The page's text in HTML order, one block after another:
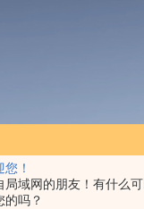
您！
局域网的朋友！有什么
的吗？